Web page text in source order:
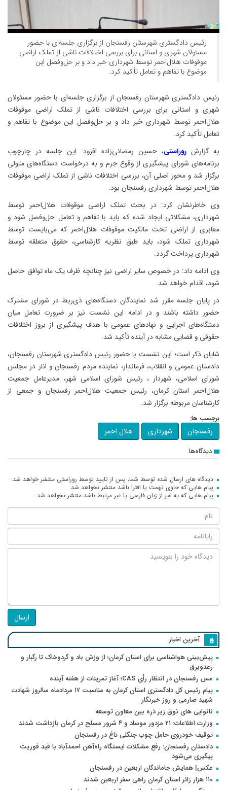
رئیس دادگستری شهرستان رفسنجان از برگزاری جلسه‌ای با حضور
مسئولان شهری و استانی برای بررسی اختلافات ناشی از تملک اراضی
موقوفات هلال‌احمر توسط شهرداری خبر داد و بر حل‌وفصل این
موضوع با تفاهم و تعامل تأکید کرد.
رئیس دادگستری شهرستان رفسنجان از برگزاری جلسه‌ای با حضور مسئولان
شهری و استانی برای بررسی اختلافات ناشی از تملک اراضی موقوفات
هلال‌احمر توسط شهرداری خبر داد و بر حل‌وفصل این موضوع با تفاهم و
تعامل تأکید کرد.
به گزارش روراستی، حسین رمضانی‌زاده افزود: این جلسه در چارچوب
برنامه‌های شورای پیشگیری از وقوع جرم و به درخواست دستگاه‌های متولی
برگزار شد و محور اصلی آن، بررسی اختلافات ناشی از تملک اراضی موقوفات
هلال‌احمر توسط شهرداری رفسنجان بود.
وی خاطرنشان کرد: در بحث تملک اراضی موقوفات هلال‌احمر توسط
شهرداری، مشکلاتی ایجاد شده که باید با تفاهم و تعامل حل‌وفصل شود و
معابری از اراضی تحت مالکیت موقوفات هلال‌احمر که می‌بایست توسط
شهرداری تملک شود، باید طبق نظریه کارشناسی، حقوق متعلقه توسط
شهرداری پرداخت گردد.
وی ادامه داد: در خصوص سایر اراضی نیز چنانچه ظرف یک ماه توافق حاصل
شود، اقدام خواهد شد.
در پایان جلسه مقرر شد نمایندگان دستگاه‌های ذی‌ربط در شورای مشترک
حضور داشته باشند و در ادامه این نشست نیز بر ضرورت تعامل میان
دستگاه‌های اجرایی و نهادهای عمومی با هدف پیشگیری از بروز اختلافات
حقوقی و قضایی مشابه در آینده تأکید شد.
شایان ذکر است؛ این نشست با حضور رئیس دادگستری شهرستان رفسنجان،
دادستان عمومی و انقلاب، فرماندار، نماینده مردم رفسنجان و انار در مجلس
شورای اسلامی، شهردار ، رئیس شورای اسلامی شهر، مدیرعامل جمعیت
هلال‌احمر استان کرمان، رئیس جمعیت هلال‌احمر رفسنجان و جمعی از
کارشناسان مربوطه برگزار شد.
برچسب ها:
رفسنجان شهرداری هلال احمر
دیدگاه‌ها
دیدگاه های ارسال شده توسط شما، پس از تایید توسط روراستی منتشر خواهد شد.
پیام هایی که حاوی تهمت یا افترا باشد منتشر نخواهد شد.
پیام هایی که به غیر از زبان فارسی یا غیر مرتبط باشد منتشر نخواهد شد.
ارسال
آخرین اخبار
پیش‌بینی هواشناسی برای استان کرمان؛ از وزش باد و گردوخاک تا رگبار و
رعدوبرق
مس رفسنجان در انتظار رأی CAS؛ آغاز تمرینات از هفته آینده
پیام رئیس کل دادگستری استان کرمان به مناسبت ۱۷ مردادماه سالروز شهادت
شهید صارمی و روز خبرنگار
نانوایی های نوق زیر ذره بین معاون توسعه
وزارت اطلاعات: ۲۱ مزدور موساد و ۴ شرور مسلح در کرمان بازداشت شدند
توقیف خودروی حامل چوب جنگلی تاغ در رفسنجان
دادستان رفسنجان: رفع مشکلات ایستگاه راه‌آهن احمدآباد با قید فوریت
پیگیری می‌شود
عکس| همایش جاماندگان اربعین در رفسنجان
۱۱۰ هزار زائر استان کرمان راهی سفر اربعین شدند